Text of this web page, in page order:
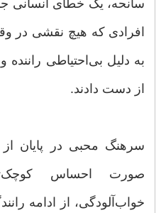
افرادی که هیچ نقشی در
به دلیل بی‌احتیاطی راننده
از دست دادند.
سرهنگ محبی در پایان
صورت احساس
خواب‌آلودگی، از ادامه